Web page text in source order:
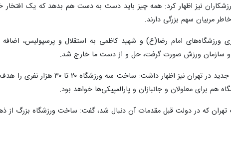
ورزشکاران نیز اظهار کرد: همه چیز باید دست به دست هم بدهد که یک
مربیان سهم بزرگی دارند.
شهردار تهران درباره ساخت
هم برای معلولان و جانبازان و پارالمپیکی‌ها خواهد بود.
تهران که در دولت قبل مقدمات آن دنبال شد، گفت: ساخت ورزشگاه بزرگ از